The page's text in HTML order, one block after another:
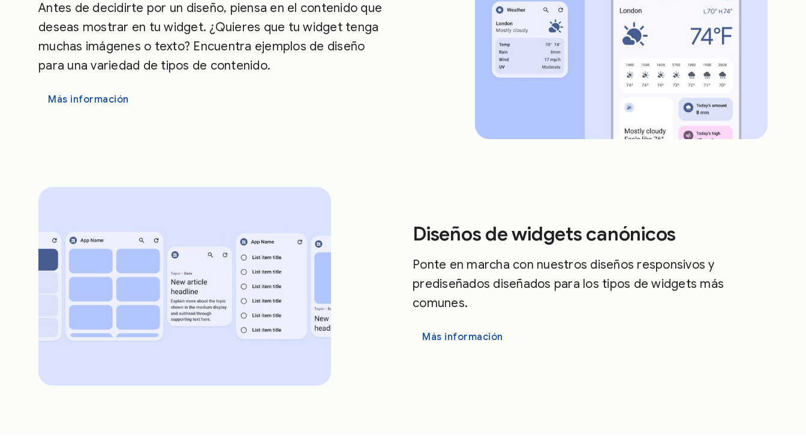
Antes de decidirte por un diseño, piensa en el contenido que
deseas mostrar en tu widget. ¿Quieres que tu widget tenga
muchas imágenes o texto? Encuentra ejemplos de diseño
para una variedad de tipos de contenido.
Más información
Diseños de widgets canónicos
Ponte en marcha con nuestros diseños responsivos y
prediseñados diseñados para los tipos de widgets más
comunes.
Más información